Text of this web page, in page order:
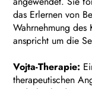
das Erlernen von
Wahrnehmung des
anspricht um die
Vojta-Therapie:
therapeutischen